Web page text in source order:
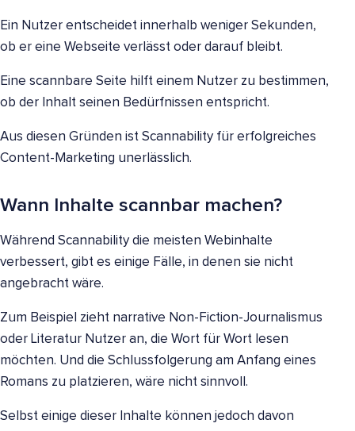
Ein Nutzer entscheidet innerhalb weniger Sekunden,
ob er eine Webseite verlässt oder darauf bleibt.
Eine scannbare Seite hilft einem Nutzer zu bestimmen,
ob der Inhalt seinen Bedürfnissen entspricht.
Aus diesen Gründen ist Scannability für erfolgreiches
Content-Marketing unerlässlich.
Wann Inhalte scannbar machen?
Während Scannability die meisten Webinhalte
verbessert, gibt es einige Fälle, in denen sie nicht
angebracht wäre.
Zum Beispiel zieht narrative Non-Fiction-Journalismus
oder Literatur Nutzer an, die Wort für Wort lesen
möchten. Und die Schlussfolgerung am Anfang eines
Romans zu platzieren, wäre nicht sinnvoll.
Selbst einige dieser Inhalte können jedoch davon